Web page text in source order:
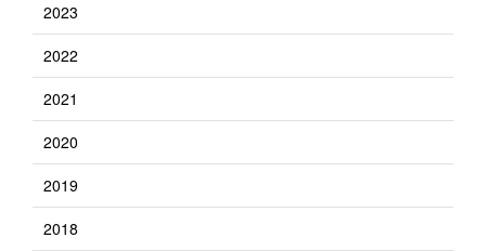
2023
2022
2021
2020
2019
2018